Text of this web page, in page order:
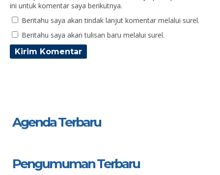
ini untuk komentar saya berikutnya.
Beritahu saya akan tindak lanjut komentar melalui surel.
Beritahu saya akan tulisan baru melalui surel.
Agenda Terbaru
Pengumuman Terbaru